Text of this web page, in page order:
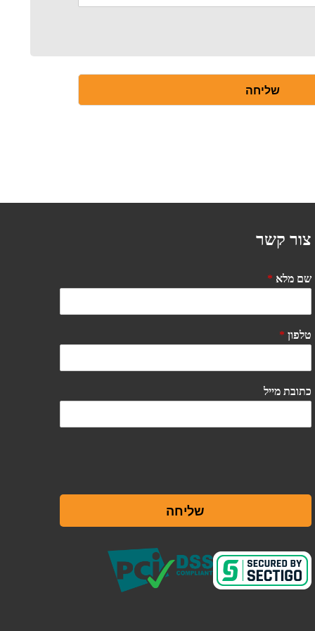
שליחה
צור קשר
שם מלא *
טלפון *
כתובת מייל
שליחה